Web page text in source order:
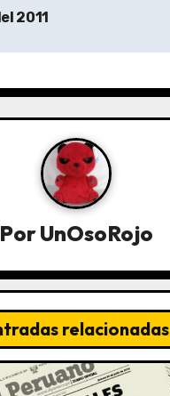
2011
PorUnOsoRojo
relacionadas